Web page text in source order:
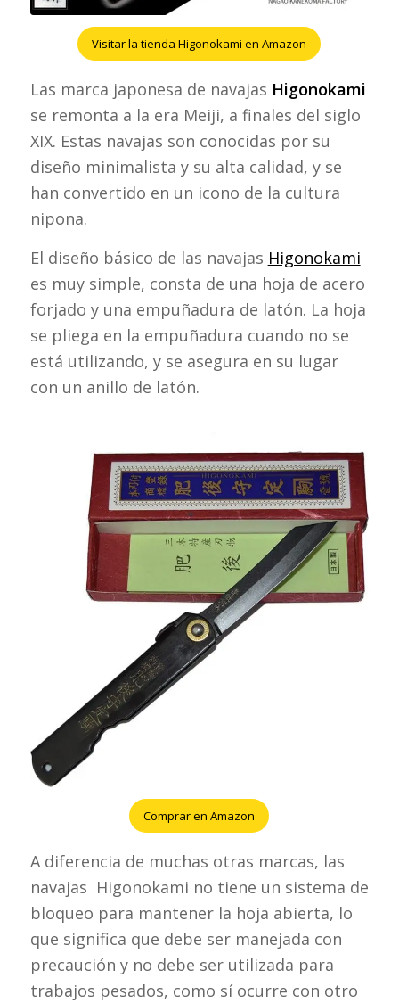
Visitar la tienda Higonokami en Amazon
Las marca japonesa de navajas Higonokami
se remonta a la era Meiji, a finales del siglo
XIX. Estas navajas son conocidas por su
diseño minimalista y su alta calidad, y se
han convertido en un icono de la cultura
nipona.
El diseño básico de las navajas Higonokami
es muy simple, consta de una hoja de acero
forjado y una empuñadura de latón. La hoja
se pliega en la empuñadura cuando no se
está utilizando, y se asegura en su lugar
con un anillo de latón.
Comprar en Amazon
A diferencia de muchas otras marcas, las
navajas Higonokami no tiene un sistema de
bloqueo para mantener la hoja abierta, lo
que significa que debe ser manejada con
precaución y no debe ser utilizada para
trabajos pesados, como sí ocurre con otro